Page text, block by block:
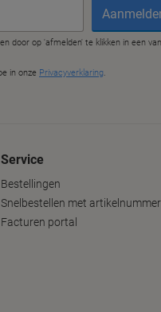
Service
Bestellingen
Snelbestellen met artikelnummer
Facturen portal